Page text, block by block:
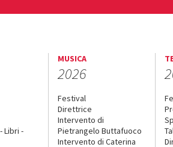
Libri -
MUSICA
2026
Festival
Direttrice
Intervento di
Pietrangelo Buttafuoco
Intervento di Caterina